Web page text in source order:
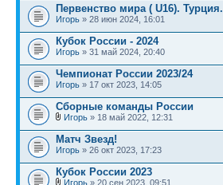
Первенство мира ( U16). Турция.
Игорь » 28 июн 2024, 16:01
Кубок России - 2024
Игорь » 31 май 2024, 20:40
Чемпионат России 2023/24
Игорь » 17 окт 2023, 14:05
Сборные команды России
Игорь » 18 май 2022, 12:31
Матч Звезд!
Игорь » 26 окт 2023, 17:23
Кубок России 2023
Игорь » 20 сен 2023, 09:51